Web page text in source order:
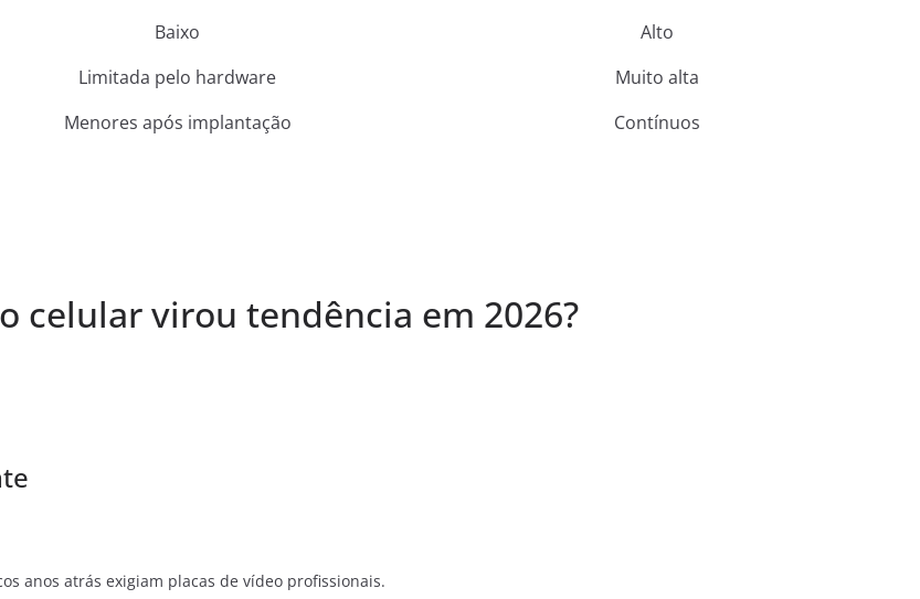
Baixo
Alto
Limitada pelo hardware
Muito alta
Menores após implantação Contínuos
celular virou tendência em 2026?
anos atrás exigiam placas de vídeo profissionais.